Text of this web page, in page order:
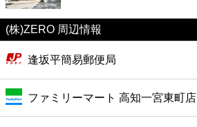
スーパー
エンタメ
レジャー
書店
(株)ZERO 周辺情報
逢坂平簡易郵便局
ファミリーマート 高知一宮東町店